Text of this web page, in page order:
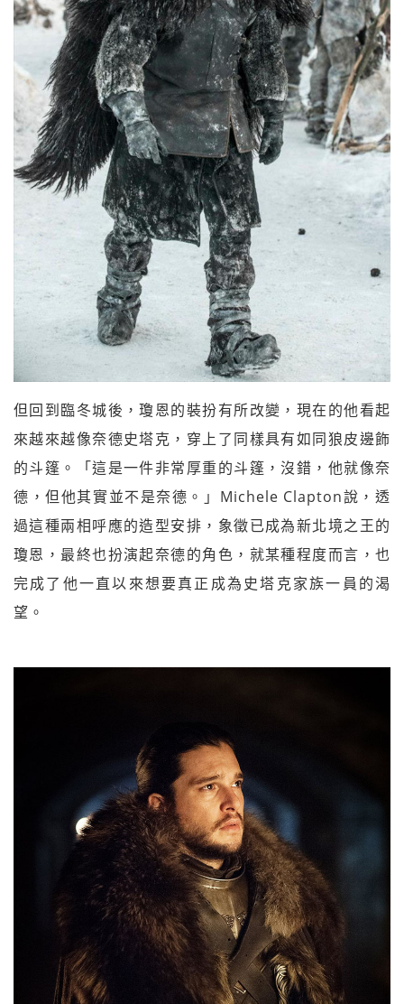
但回到臨冬城後，瓊恩的裝扮有所改變，現在的他看起
來越來越像奈德史塔克，穿上了同樣具有如同狼皮邊飾
的斗篷。「這是一件非常厚重的斗篷，沒錯，他就像奈
德，但他其實並不是奈德。」Michele Clapton說，透
過這種兩相呼應的造型安排，象徵已成為新北境之王的
瓊恩，最終也扮演起奈德的角色，就某種程度而言，也
完成了他一直以來想要真正成為史塔克家族一員的渴
望。